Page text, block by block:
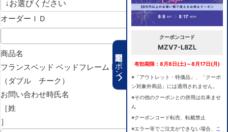
期間限定クーポン
クーポンコード
MZV7-L8ZL
有効期限：8月8日(土)～8月17日(月)
※「アウトレット・特価品」、「クーポ
ン対象外商品」には適用されません。
※その他のクーポンとの併用は出来ませ
ん
※クーポンコード転売、転載禁止
※エラー等でご注文ができない場合、
こ
オーダーＩＤ
商品名
フランスベッド ベッドフレーム KA-01F
（ダブル チーク）
お問い合わせ時氏名
［姓
］